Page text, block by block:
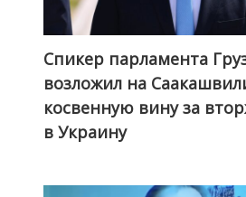
Спикер парламента
возложил на
косвенную вину за
в Украину